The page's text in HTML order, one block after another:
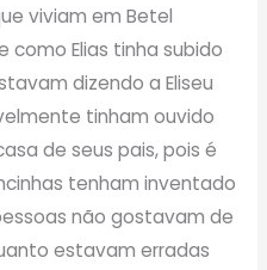
viviam em Betel
Elias tinha subido
dizendo a Eliseu
tinham ouvido
de seus pais, pois é
tenham inventado
não gostavam de
estavam erradas